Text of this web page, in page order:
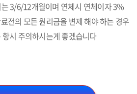
3/6/12개월이며 연체시 연체이자 3%
전의 모든 원리금을 변제 해야 하는 경우
시 주의하시는게 좋겠습니다